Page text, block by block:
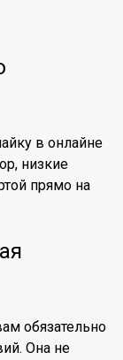
в онлайне
низкие
прямо на
обязательно
Она не